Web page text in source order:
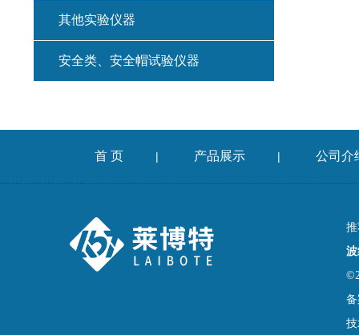
其他实验仪器
安全类、安全帽试验仪器
首 页 | 产品展示 | 公司介
备